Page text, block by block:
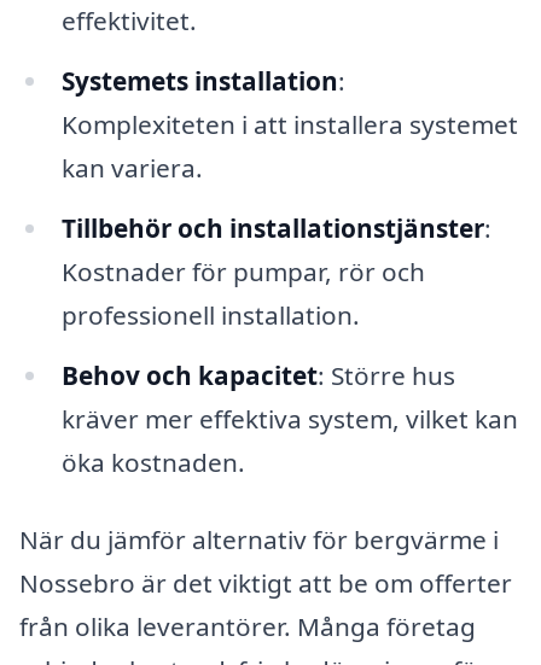
effektivitet.
Systemets installation:
Komplexiteten i att installera systemet
kan variera.
Tillbehör och installationstjänster:
Kostnader för pumpar, rör och
professionell installation.
Behov och kapacitet: Större hus
kräver mer effektiva system, vilket kan
öka kostnaden.
När du jämför alternativ för bergvärme i
Nossebro är det viktigt att be om offerter
från olika leverantörer. Många företag